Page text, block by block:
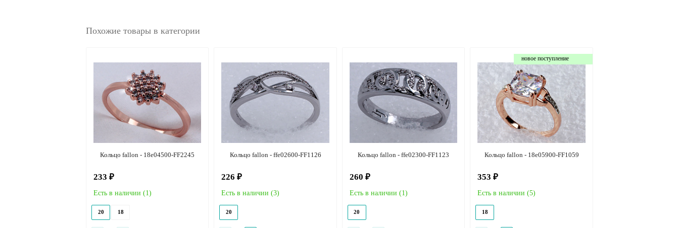
Похожие товары в категории
Кольцо fallon - 18e04500-FF2245
233 ₽
Есть в наличии (1)
20 18
Кольцо fallon - ffe02600-FF1126
226 ₽
Есть в наличии (3)
20
Кольцо fallon - ffe02300-FF1123
260 ₽
Есть в наличии (1)
20
новое поступление
Кольцо fallon - 18e05900-FF1059
353 ₽
Есть в наличии (5)
18